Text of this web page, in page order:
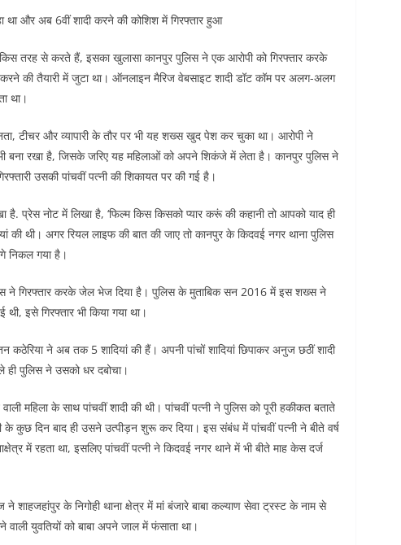
था और अब 6वीं शादी करने की कोशिश में गिरफ्तार हुआ
किस तरह से करते हैं, इसका खुलासा कानपुर पुलिस ने एक आरोपी को गिरफ्तार करके
की तैयारी में जुटा था। ऑनलाइन मैरिज वेबसाइट शादी डॉट कॉम पर अलग-अलग
था।
टीचर और व्यापारी के तौर पर भी यह शख्स खुद पेश कर चुका था। आरोपी ने
भी बना रखा है, जिसके जरिए यह महिलाओं को अपने शिकंजे में लेता है। कानपुर पुलिस ने
उसकी पांचवीं पत्नी की शिकायत पर की गई है।
है. प्रेस नोट में लिखा है, ‘फिल्म किस किसको प्यार करूं की कहानी तो आपको याद ही
की थी। अगर रियल लाइफ की बात की जाए तो कानपुर के किदवई नगर थाना पुलिस
निकल गया है।
ने गिरफ्तार करके जेल भेज दिया है। पुलिस के मुताबिक सन 2016 में इस शख्स ने
इसे गिरफ्तार भी किया गया था।
ने अब तक 5 शादियां की हैं। अपनी पांचों शादियां छिपाकर अनुज छठीं शादी
ही पुलिस ने उसको धर दबोचा।
महिला के साथ पांचवीं शादी की थी। पांचवीं पत्नी ने पुलिस को पूरी हकीकत बताते
कुछ दिन बाद ही उसने उत्पीड़न शुरू कर दिया। इस संबंध में पांचवीं पत्नी ने बीते वर्ष
में रहता था, इसलिए पांचवीं पत्नी ने किदवई नगर थाने में भी बीते माह केस दर्ज
के निगोही थाना क्षेत्र में मां बंजारे बाबा कल्याण सेवा ट्रस्ट के नाम से
युवतियों को बाबा अपने जाल में फंसाता था।